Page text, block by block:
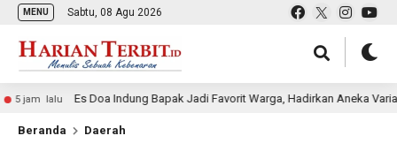
MENU Sabtu, 08 Agu 2026
Es Doa Indung Bapak Jadi Favorit Warga, Hadirkan Aneka Varian Es
Beranda Daerah